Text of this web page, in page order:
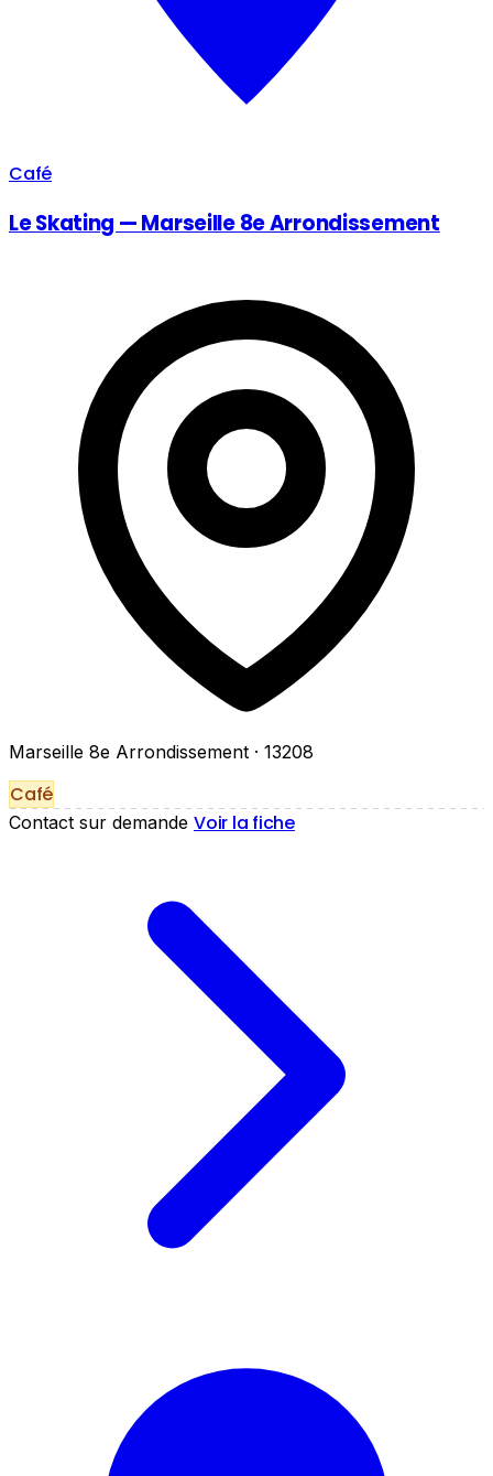
Café
Le Skating — Marseille 8e Arrondissement
Marseille 8e Arrondissement · 13208
Café
Contact sur demande Voir la fiche